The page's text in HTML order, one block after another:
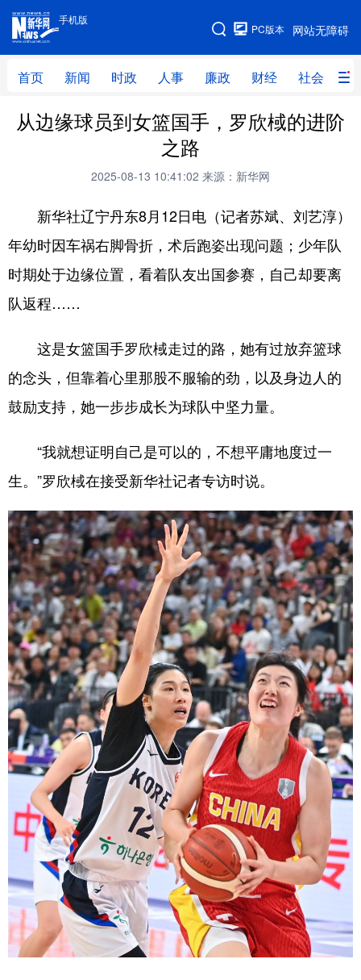
手机版
网站无障碍
PC版本
首页 新闻 时政 人事 廉政 财经 社会 科
手机版
网站地图
首页 新闻 时政 人事
体育 视频 直播 无人机
地方频道
辽宁 吉林 上海 江苏
浙江 安徽 福建 江西
广东 广西 海南 重庆
四川 贵州 云南
陕西 甘肃 青海 宁夏
新疆 内蒙古 黑龙江
多语种频道
English Español Français عربى
Русский язык 日本語 한국어
Deutsch Português
从边缘球员到女篮国手，罗欣棫的进阶
之路
2025-08-13 10:41:02 来源：新华网
新华社辽宁丹东8月12日电（记者苏斌、刘艺淳）
年幼时因车祸右脚骨折，术后跑姿出现问题；少年队
时期处于边缘位置，看着队友出国参赛，自己却要离
队返程……
这是女篮国手罗欣棫走过的路，她有过放弃篮球
的念头，但靠着心里那股不服输的劲，以及身边人的
鼓励支持，她一步步成长为球队中坚力量。
“我就想证明自己是可以的，不想平庸地度过一
生。”罗欣棫在接受新华社记者专访时说。